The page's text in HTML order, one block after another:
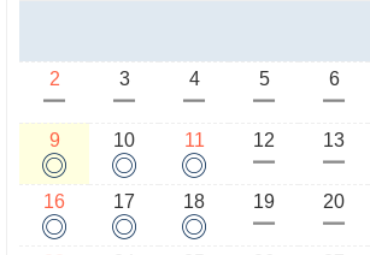
2
ー
3
ー
4
ー
5
ー
6
ー
9
◎
10
◎
11
◎
12
ー
13
ー
16
◎
17
◎
18
◎
19
ー
20
ー